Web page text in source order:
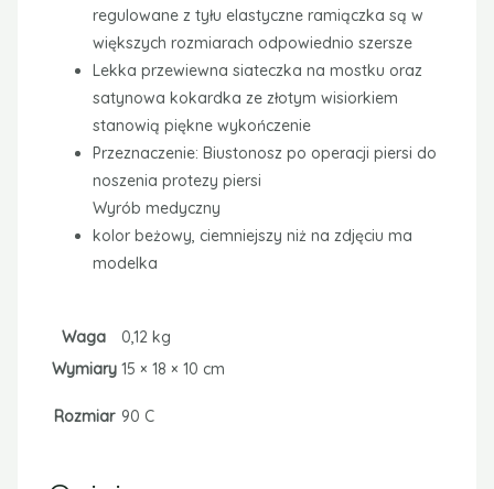
regulowane z tyłu elastyczne ramiączka są w
większych rozmiarach odpowiednio szersze
Lekka przewiewna siateczka na mostku oraz
satynowa kokardka ze złotym wisiorkiem
stanowią piękne wykończenie
Przeznaczenie: Biustonosz po operacji piersi do
noszenia protezy piersi
Wyrób medyczny
kolor beżowy, ciemniejszy niż na zdjęciu ma
modelka
Waga
0,12 kg
Wymiary 15 × 18 × 10 cm
Rozmiar 90 C